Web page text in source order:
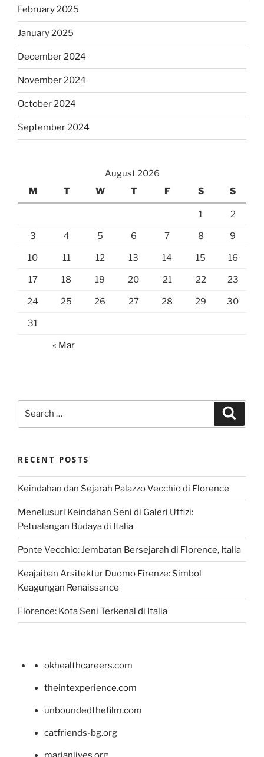
February 2025
January 2025
December 2024
November 2024
October 2024
September 2024
August 2026
M
T W T F S S
1 2
3 4 5 6 7 8 9
10 11 12 13 14 15 16
17 18 19 20 21 22 23
24 25 26 27 28 29 30
31
« Mar
RECENT POSTS
Keindahan dan Sejarah Palazzo Vecchio di Florence
Menelusuri Keindahan Seni di Galeri Uffizi:
Petualangan Budaya di Italia
Ponte Vecchio: Jembatan Bersejarah di Florence, Italia
Keajaiban Arsitektur Duomo Firenze: Simbol
Keagungan Renaissance
Florence: Kota Seni Terkenal di Italia
okhealthcareers.com
theintexperience.com
unboundedthefilm.com
catfriends-bg.org